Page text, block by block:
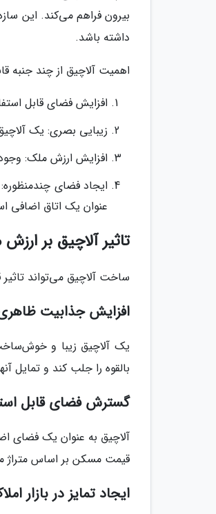
بیرون فراهم می‌کند. این
داشته باشد.
اهمیت آلاچیق از چند جنبه
افزایش فضای قابل
زیبایی بصری: یک
افزایش ارزش ملک:
ایجاد فضای
عنوان یک اتاق اضافی
تاثیر آلاچیق بر
ساخت آلاچیق می‌تواند
افزایش جذابیت
یک آلاچیق زیبا و
بالقوه را جلب کند و تمایل
گسترش فضای قابل
آلاچیق به عنوان یک فضای
قیمت مسکن بر اساس متراژ
ایجاد تمایز در بازار